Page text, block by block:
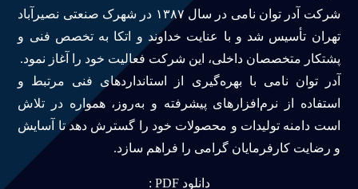
شرکت آدر توان نامی در سال ۱۳۸۷ در شهرک صنعتی نصیرآباد
تهران تأسیس شد و با عنایت خداوند و اتکا به تخصص فنی و
پشتکار متخصصان داخلی، این شرکت فعالیت خود را آغاز نمود.
آدر توان نامی با بهره‌گیری از استانداردهای فنی مرتبط و
استفاده از نرم‌افزارهای پیشرفته و به‌روز، همواره در تلاش
است دامنه تولیدات و محصولات خود را گسترش دهد تا آسایش
و رضایت کارفرمایان گرامی را فراهم سازد.
دانلود PDF :